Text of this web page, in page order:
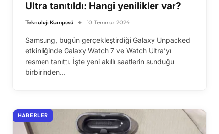
Ultra tanıtıldı: Hangi yenilikler var?
Teknoloji Kampüsü 10 Temmuz 2024
Samsung, bugün gerçekleştirdiği Galaxy Unpacked
etkinliğinde Galaxy Watch 7 ve Watch Ultra’yı
resmen tanıttı. İşte yeni akıllı saatlerin sunduğu
birbirinden…
HABERLER